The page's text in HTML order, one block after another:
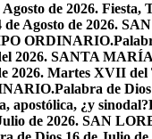
Agosto de 2026.
de Agosto de 2026.
ORDINARIO.
2026. SANTA
2026. Martes XVII
Palabra de
apostólica, ¿y sinodal?
de 2026. SAN